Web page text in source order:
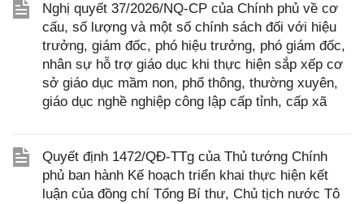
Nghị quyết 37/2026/NQ-CP của Chính phủ về cơ
cấu, số lượng và một số chính sách đối với hiệu
trưởng, giám đốc, phó hiệu trưởng, phó giám đốc,
nhân sự hỗ trợ giáo dục khi thực hiện sắp xếp cơ
sở giáo dục mầm non, phổ thông, thường xuyên,
giáo dục nghề nghiệp công lập cấp tỉnh, cấp xã
Quyết định 1472/QĐ-TTg của Thủ tướng Chính
phủ ban hành Kế hoạch triển khai thực hiện kết
luận của đồng chí Tổng Bí thư, Chủ tịch nước Tô